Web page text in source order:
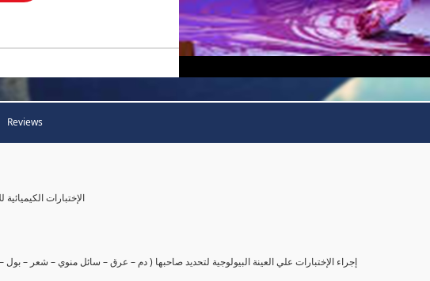
Reviews
الإختبارات
( إجراء الإختبارات علي العينة البيولوجية لتحديد صاحبها ( دم – عرق – سائل منوي – شعر –